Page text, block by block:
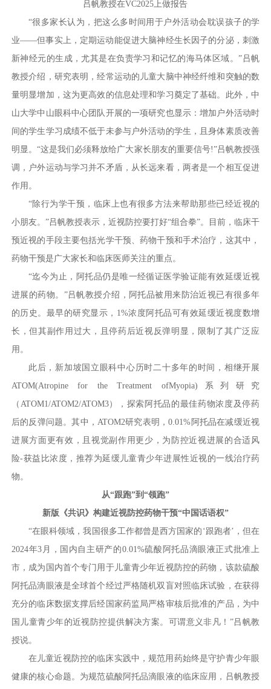
吕帆教授在VC2025上做报告
“很多家长认为，把这么多时间用于户外活动会耽误孩子的学
业——但事实上，定期运动能促进大脑神经生长因子的分泌，刺激
新神经元的生成，尤其是在负责学习和记忆的海马体区域。”吕帆
教授介绍，研究表明，经常运动的儿童大脑中神经纤维和突触的数
量明显增加，这为更高效的信息处理和学习奠定了基础。此外，中
山大学中山眼科中心团队开展的一项研究也显示：增加户外活动时
间的学生学习成绩不低于未参与户外活动的学生，且身体素质改善
明显。“这是我们必须释放给广大家长朋友的重要信号!”吕帆教授强
调，户外运动与学习并不矛盾，从长远来看，两者是一个相互促进
作用。
“除行为学干预，临床上也有很多方法来帮助那些已经近视的
小朋友。”吕帆教授表示，近视防控要打好“组合拳”。目前，临床干
预近视的手段主要包括光学干预、药物干预和手术治疗，这其中，
药物干预是广大家长和临床医师关注的重点。
“迄今为止，阿托品仍是唯一经循证医学验证能有效延缓近视
进展的药物。”吕帆教授介绍，阿托品被用来防治近视已有很多年
的历史。最早的研究显示，1%浓度阿托品可有效延缓近视度数增
长，但其副作用过大，且停药后近视反弹明显，限制了其广泛应
用。
此后，新加坡国立眼科中心历时二十多年的时间，相继开展
ATOM(Atropine for the Treatment ofMyopia)系列研究
（ATOM1/ATOM2/ATOM3），探索阿托品的最佳药物浓度及停药
后的反弹问题。其中，ATOM2研究表明，0.01%阿托品在减缓近视
进展方面更有效，且视觉副作用更少，为防控近视进展的合适风
险-获益比浓度，推荐为延缓儿童青少年进展性近视的一线治疗药
物。
从“跟跑”到“领跑”
新版《共识》构建近视防控药物干预“中国话语权”
“在眼科领域，我国很多工作都曾是西方国家的‘跟跑者’，但在
2024年3月，国内自主研产的0.01%硫酸阿托品滴眼液正式批准上
市，成为国内首个专门用于儿童青少年近视防控的药物，该款硫酸
阿托品滴眼液是全球首个经过严格随机双盲对照临床试验，在获得
充分的临床数据支撑后经国家药监局严格审核后批准的产品，为中
国儿童青少年的近视防控提供解决方案。可谓意义非凡！”吕帆教
授说。
在儿童近视防控的临床实践中，规范用药始终是守护青少年眼
健康的核心命题。为规范硫酸阿托品滴眼液的临床应用，吕帆教授